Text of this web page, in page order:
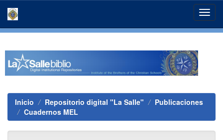
Inicio Repositorio digital "La Salle"
Publicaciones
Cuadernos MEL